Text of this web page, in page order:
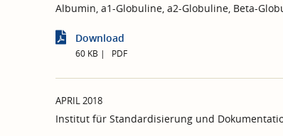
Albumin, a1-Globuline, a2-Globuline, Beta-
Download
60 KB PDF
APRIL 2018
Institut für Standardisierung und